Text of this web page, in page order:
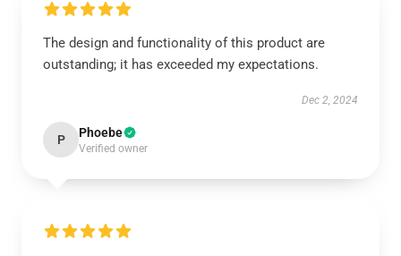
The design and functionality of this product are
outstanding; it has exceeded my expectations.
Dec 2, 2024
P Phoebe
Verified owner